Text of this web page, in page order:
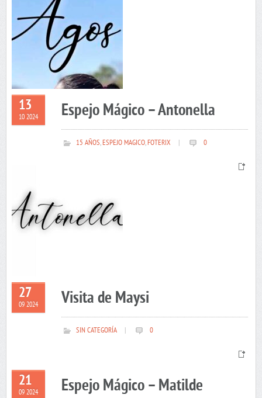
13
10 2024 Espejo Mágico – Antonella
15 AÑOS,ESPEJO MAGICO,FOTERIX 0
27
09 2024 Visita de Maysi
SIN CATEGORÍA 0
21
09 2024 Espejo Mágico – Matilde